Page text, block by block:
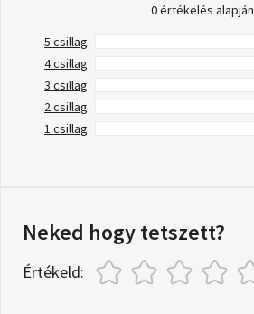
0 értékelés alapján
5 csillag
4 csillag
3 csillag
2 csillag
1 csillag
Neked hogy tetszett?
Értékeld: